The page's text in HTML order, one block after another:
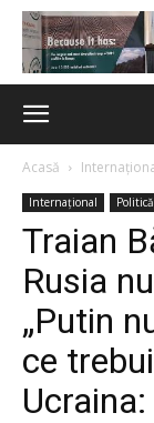
Acasă
Internațional Politică
Traian
Rusia
„Putin
ce